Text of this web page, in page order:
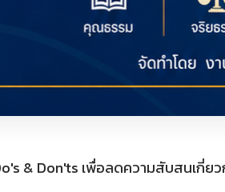
& Don'ts เพื่อลดความสับสนเกี่ยว